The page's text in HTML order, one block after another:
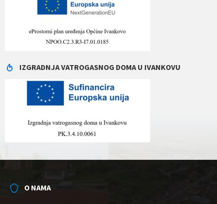
IZGRADNJA VATROGASNOG DOMA U IVANKOVU
O NAMA